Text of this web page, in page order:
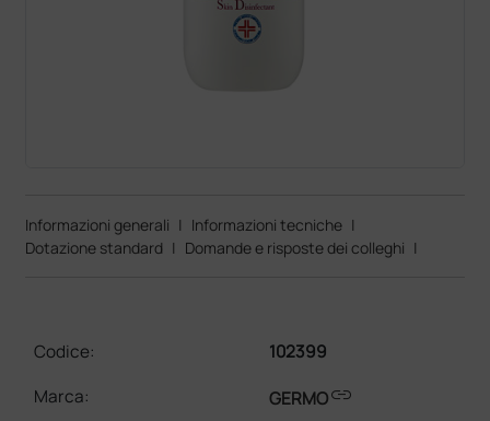
Informazioni generali | Informazioni tecniche |
Dotazione standard | Domande e risposte dei colleghi |
Codice:
102399
Marca:
GERMOlink